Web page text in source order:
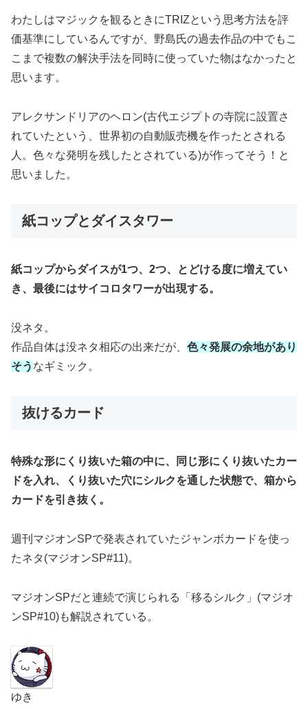
わたしはマジックを観るときにTRIZという思考方法を評
価基準にしているんですが、野島氏の過去作品の中でもこ
こまで複数の解決手法を同時に使っていた物はなかったと
思います。
アレクサンドリアのヘロン(古代エジプトの寺院に設置さ
れていたという、世界初の自動販売機を作ったとされる
人。色々な発明を残したとされている)が作ってそう！と
思いました。
紙コップとダイスタワー
紙コップからダイスが1つ、2つ、とどける度に増えてい
き、最後にはサイコロタワーが出現する。
没ネタ。
作品自体は没ネタ相応の出来だが、 色々発展の余地があり
そう なギミック。
抜けるカード
特殊な形にくり抜いた箱の中に、同じ形にくり抜いたカー
ドを入れ、くり抜いた穴にシルクを通した状態で、箱から
カードを引き抜く。
週刊マジオンSPで発表されていたジャンボカードを使っ
たネタ(マジオンSP#11)。
マジオンSPだと連続で演じられる「移るシルク」(マジオ
ンSP#10)も解説されている。
ゆき